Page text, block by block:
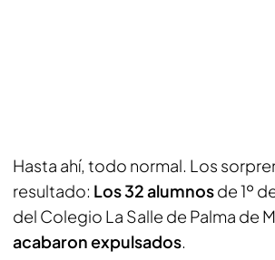
Hasta ahí, todo normal. Los
resultado: Los 32 alumnosde 1º
del Colegio La Salle de Palma de
acabaron expulsados.